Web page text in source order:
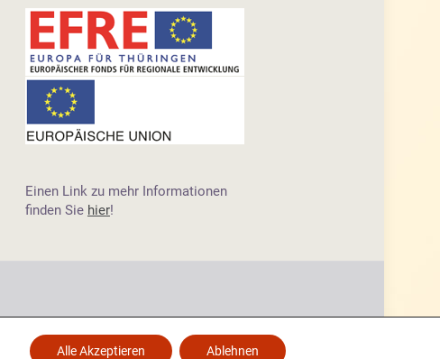
Einen Link zu mehr Informationen
finden Sie hier!
Alle Akzeptieren Ablehnen